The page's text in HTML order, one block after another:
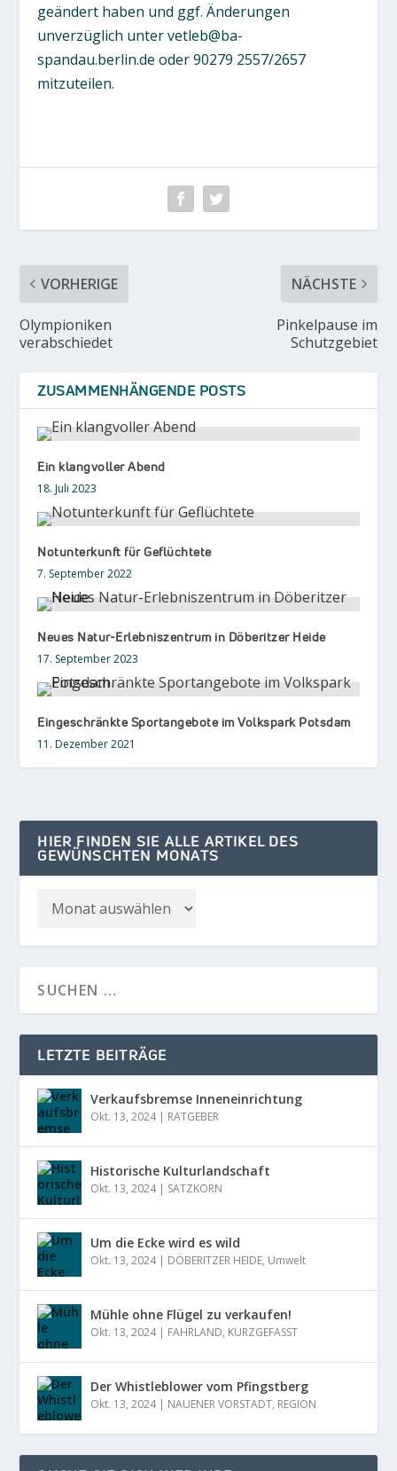
geändert haben und ggf. Änderungen
unverzüglich unter vetleb@ba-
spandau.berlin.de oder 90279 2557/2657
mitzuteilen.
VORHERIGE
Olympioniken
verabschiedet
NÄCHSTE
Pinkelpause im
Schutzgebiet
ZUSAMMENHÄNGENDE POSTS
Ein klangvoller Abend
18. Juli 2023
Notunterkunft für Geflüchtete
7. September 2022
Neues Natur-Erlebniszentrum in Döberitzer Heide
17. September 2023
Eingeschränkte Sportangebote im Volkspark Potsdam
11. Dezember 2021
HIER FINDEN SIE ALLE ARTIKEL DES
GEWÜNSCHTEN MONATS
LETZTE BEITRÄGE
Verkaufsbremse Inneneinrichtung
Okt. 13, 2024| RATGEBER
Historische Kulturlandschaft
Okt. 13, 2024| SATZKORN
Um die Ecke wird es wild
Okt. 13, 2024| DÖBERITZER HEIDE, Umwelt
Mühle ohne Flügel zu verkaufen!
Okt. 13, 2024| FAHRLAND, KURZGEFASST
Der Whistleblower vom Pfingstberg
Okt. 13, 2024| NAUENER VORSTADT, REGION